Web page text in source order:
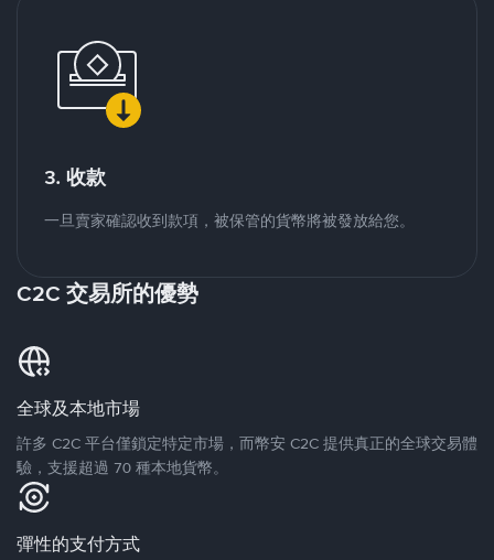
3. 收款
一旦賣家確認收到款項，被保管的貨幣將被發放給您。
C2C 交易所的優勢
全球及本地市場
許多 C2C 平台僅鎖定特定市場，而幣安 C2C 提供真正的全球交易體
驗，支援超過 70 種本地貨幣。
彈性的支付方式